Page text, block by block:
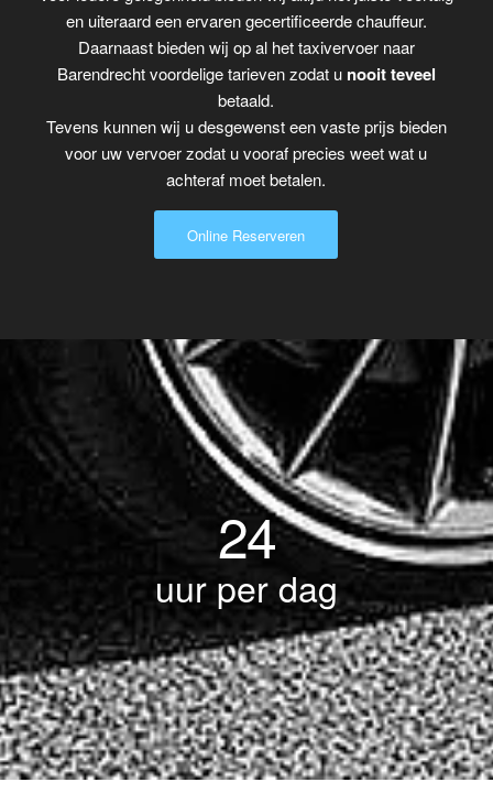
en uiteraard een ervaren gecertificeerde chauffeur.
Daarnaast bieden wij op al het taxivervoer naar
Barendrecht voordelige tarieven zodat u nooit teveel
betaald.
Tevens kunnen wij u desgewenst een vaste prijs bieden
voor uw vervoer zodat u vooraf precies weet wat u
achteraf moet betalen.
Online Reserveren
24
uur per dag